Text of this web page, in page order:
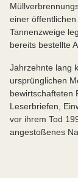
einer
Tannenzweige
bereits bestellte
Jahrzehnte lang
ursprünglichen
bewirtschafteten
Leserbriefen,
vor ihrem Tod
angestoßenes